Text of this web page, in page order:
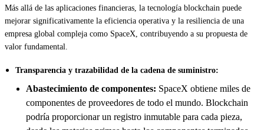
Más allá de las aplicaciones financieras, la tecnología blockchain puede
mejorar significativamente la eficiencia operativa y la resiliencia de una
empresa global compleja como SpaceX, contribuyendo a su propuesta de
valor fundamental.
Transparencia y trazabilidad de la cadena de suministro:
Abastecimiento de componentes: SpaceX obtiene miles de
componentes de proveedores de todo el mundo. Blockchain
podría proporcionar un registro inmutable para cada pieza,